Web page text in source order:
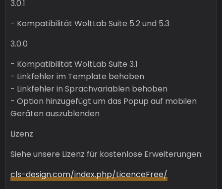
3.0.1
- Kompatibilität WoltLab Suite 5.2 und 5.3
3.0.0
- Kompatibilität WoltLab Suite 3.1
- Linkfehler im Template behoben
- Linkfehler in Sprachvariablen behoben
- Option hinzugefügt um das Popup auf mobilen
Geräten auszublenden
Lizenz
Siehe unsere Lizenz für kostenlose Erweiterungen:
cls-design.com/index.php/LicenceFree/